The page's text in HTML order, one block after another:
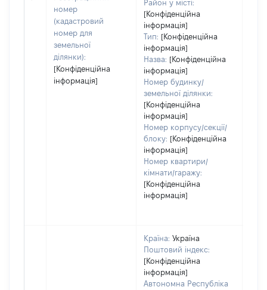
номер
(кадастровий
номер для
земельної
ділянки):
[Конфіденційна
інформація]
Район у місті:
[Конфіденційна
інформація]
Тип: [Конфіденційна
інформація]
Назва: [Конфіденційна
інформація]
Номер будинку/
земельної ділянки:
[Конфіденційна
інформація]
Номер корпусу/секції/
блоку: [Конфіденційна
інформація]
Номер квартири/
кімнати/гаражу:
[Конфіденційна
інформація]
Країна: Україна
Поштовий індекс:
[Конфіденційна
інформація]
Автономна Республіка